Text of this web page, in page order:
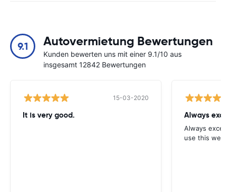
9.1 Autovermietung Bewertungen
Kunden bewerten uns mit einer 9.1/10 aus
insgesamt 12842 Bewertungen
15-03-2020
It is very good. Always
Always
use this